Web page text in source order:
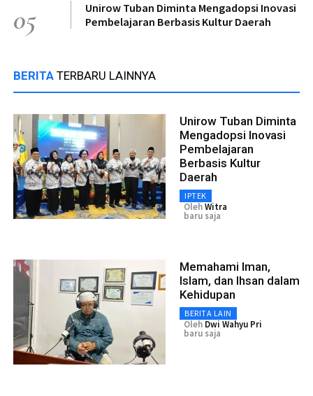
05
Unirow Tuban Diminta Mengadopsi Inovasi
Pembelajaran Berbasis Kultur Daerah
BERITA TERBARU LAINNYA
Unirow Tuban Diminta
Mengadopsi Inovasi
Pembelajaran
Berbasis Kultur
Daerah
IPTEK
OlehWitra
baru saja
Memahami Iman,
Islam, dan Ihsan dalam
Kehidupan
BERITA LAIN
Oleh Dwi Wahyu Pri
baru saja